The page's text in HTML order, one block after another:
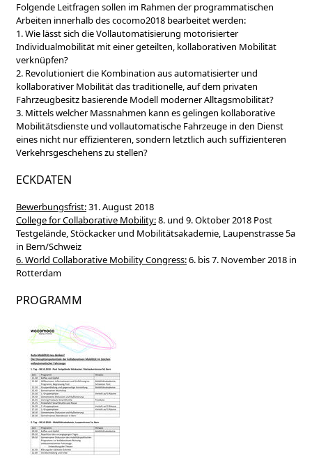
Folgende Leitfragen sollen im Rahmen der programmatischen
Arbeiten innerhalb des cocomo2018 bearbeitet werden:
1. Wie lässt sich die Vollautomatisierung motorisierter
Individualmobilität mit einer geteilten, kollaborativen Mobilität
verknüpfen?
2. Revolutioniert die Kombination aus automatisierter und
kollaborativer Mobilität das traditionelle, auf dem privaten
Fahrzeugbesitz basierende Modell moderner Alltagsmobilität?
3. Mittels welcher Massnahmen kann es gelingen kollaborative
Mobilitätsdienste und vollautomatische Fahrzeuge in den Dienst
eines nicht nur effizienteren, sondern letztlich auch suffizienteren
Verkehrsgeschehens zu stellen?
ECKDATEN
Bewerbungsfrist:31. August 2018
College for Collaborative Mobility:8. und 9. Oktober 2018 Post
Testgelände, Stöckacker und Mobilitätsakademie, Laupenstrasse 5a
in Bern/Schweiz
6. World Collaborative Mobility Congress:6. bis 7. November 2018 in
Rotterdam
PROGRAMM